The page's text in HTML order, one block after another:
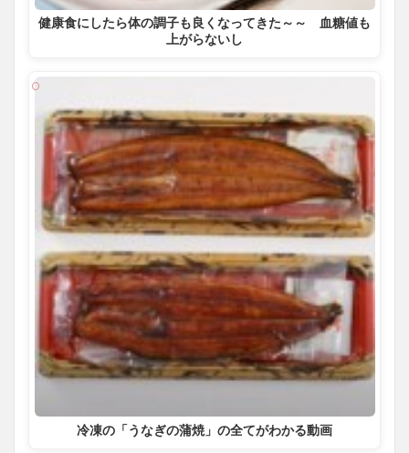
健康食にしたら体の調子も良くなってきた～～ 血糖値も
上がらないし
冷凍の「うなぎの蒲焼」の全てがわかる動画